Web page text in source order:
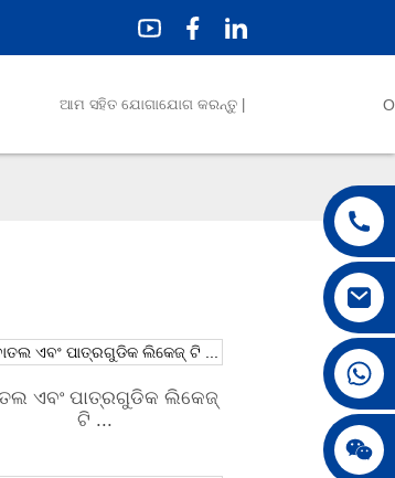
ଆମ ସହିତ ଯୋଗାଯୋଗ କରନ୍ତୁ |
+86 18042297890
ଏବଂ ପାତ୍ରଗୁଡିକ ଲିକେଜ୍
ଟି ...